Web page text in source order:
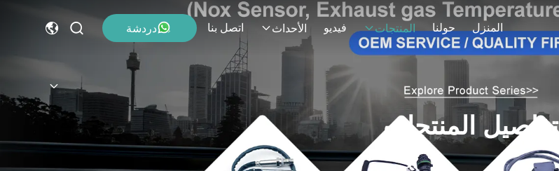
المنزل حولنا المنتجات فيديو الأحداث اتصل بنا دردشة
تفاصيل المنتجات